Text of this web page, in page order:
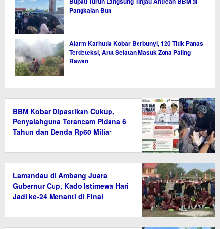
Pangkalan Bun
Alarm Karhutla Kobar Berbunyi, 120 Titik Panas
Terdeteksi, Arut Selatan Masuk Zona Paling
Rawan
BBM Kobar Dipastikan Cukup,
Penyalahguna Terancam Pidana 6
Tahun dan Denda Rp60 Miliar
Lamandau di Ambang Juara
Gubernur Cup, Kado Istimewa Hari
Jadi ke-24 Menanti di Final